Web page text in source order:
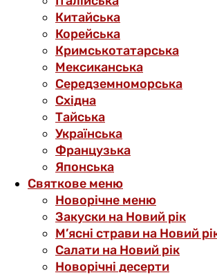
Китайська
Корейська
Кримськотатарська
Мексиканська
Середземноморська
Східна
Тайська
Українська
Французька
Японська
Святкове меню
Новорічне меню
Закуски на Новий рік
М’ясні страви на Новий
Салати на Новий рік
Новорічні десерти